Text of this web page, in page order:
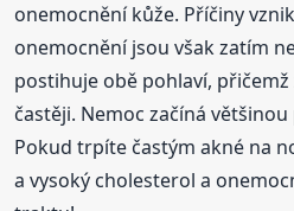
onemocnění kůže. Příčiny
onemocnění jsou však zatím
postihuje obě pohlaví,
častěji. Nemoc začíná
Pokud trpíte častým akné na
a vysoký cholesterol a